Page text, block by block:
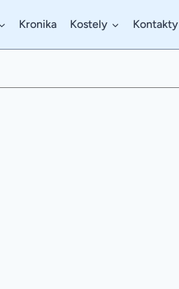
Kronika Kostely Kontakty